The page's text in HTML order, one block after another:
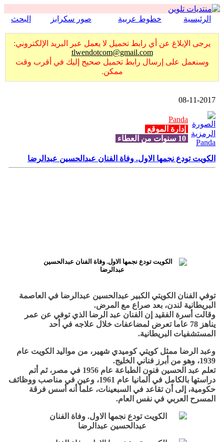
الرئيسية خطوط عربية صور سكرابز البحث
يرجى الإبلاغ عن أي رابط تحميل لا يعمل عبر البريد الإلكتروني:
tlwendotcom@gmail.com
وسنعمل على إرسال رابط تحميل صحيح إليك في أقرب وقت
ممكن.
08-11-2017
Panda
إدارة الموقع
الكويت تودع نجمها الاول. وفاة الفنان عبدالحسين عبدالرضا
توفي الفنان الكويتي الكبير عبدالحسين عبدالرضا في العاصمة
البريطانية لندن، بعد صراع مع المرض.
وقالت أسرة الفقيد إن الفنان عبد الرضا الذي توفي عن عمر
يناهز 78 عاما تعرض لمضاعفات خلال علاجه في أحد
المستشفيات البريطانية.
وعبد الرضا ممثل كويتي كوميدي شهير، من مواليد الكويت عام
1939، وهو من أبرز فناني الخليج.
تعلم عبد الحسين فنون الطباعة عام 1956 في مصر، ثم أتم
دراستها بالكامل في ألمانيا عام 1961، وعين في مناصب ووظائف
حكومية، إلى أن تقاعد في السبعينات، علماً أنه أسس فرقة
المسرح العربي في نفس العام.